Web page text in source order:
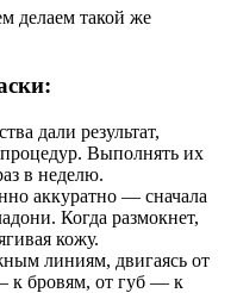
делаем такой же
дали результат,
Выполнять их
в неделю.
аккуратно — сначала
Когда размокнет,
кожу.
линиям, двигаясь от
к бровям, от губ — к